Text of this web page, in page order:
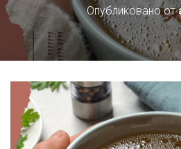
Опубликовано от